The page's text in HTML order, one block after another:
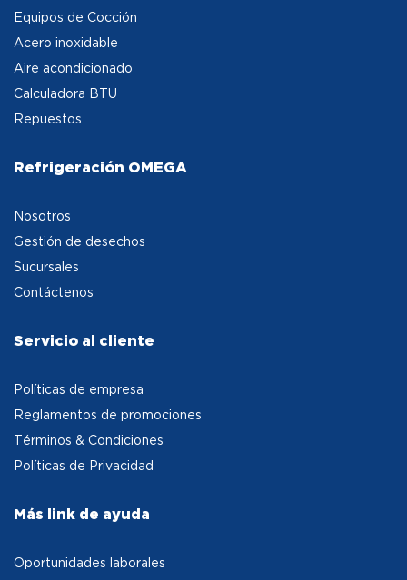
Equipos de Cocción
Acero inoxidable
Aire acondicionado
Calculadora BTU
Repuestos
Refrigeración OMEGA
Nosotros
Gestión de desechos
Sucursales
Contáctenos
Servicio al cliente
Políticas de empresa
Reglamentos de promociones
Términos & Condiciones
Políticas de Privacidad
Más link de ayuda
Oportunidades laborales